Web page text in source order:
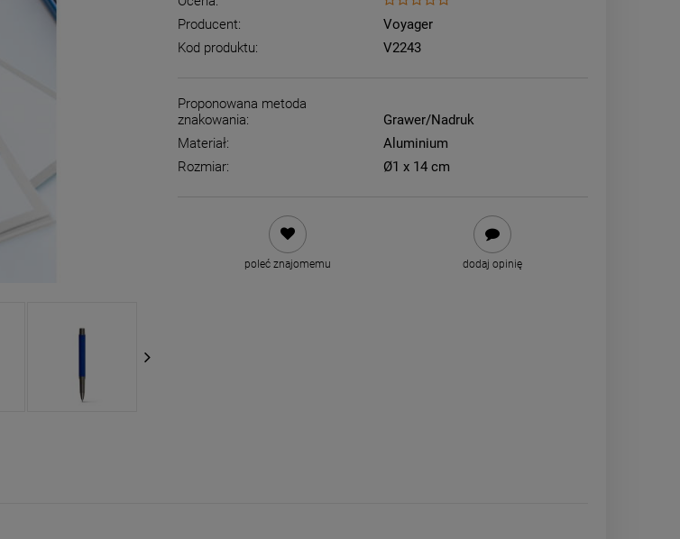
Producent:
Voyager
Kod produktu:
V2243
Proponowana metoda
znakowania:
Grawer/Nadruk
Materiał:
Aluminium
Rozmiar:
Ø1 x 14 cm
poleć znajomemu dodaj opinię